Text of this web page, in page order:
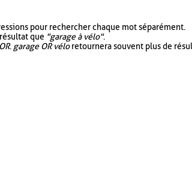
pour rechercher chaque mot séparément.
que "garage à vélo".
OR. garage OR véloretournera souvent plus de